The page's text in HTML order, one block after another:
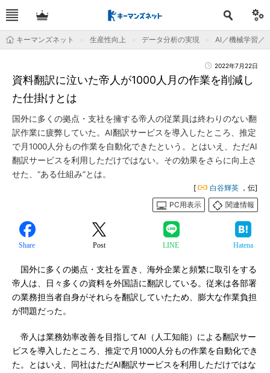
キーマンズネット 生産性向上 データ分析の実現 AI／機械学習／
2022年7月22日
資料翻訳に泣いた帝人が1000人月の作業を削減し
た仕掛けとは
国外に多くの拠点・支社を擁する帝人の従業員は終わりのない翻
訳作業に疲弊していた。AI翻訳サービスを導入したところ、推定
で月1000人分もの作業を自動化できたという。とはいえ、ただAI
翻訳サービスを利用しただけではない。その効果をさらに向上さ
せた、“ある仕組み”とは。
[ 白谷輝英 ，伝]
PC用表示
関連情報
Share Post LINE Hatena
国外に多くの拠点・支社を置き、海外企業と頻繁に取引をする
帝人は、日々多くの資料を外国語に翻訳している。従来は各部署
の業務担当者自身がそれらを翻訳していたため、膨大な作業負担
が問題だった。
帝人は業務効率改善を目指してAI（人工知能）による翻訳サー
ビスを導入したところ、推定で月1000人分もの作業を自動化でき
た。とはいえ、同社はただAI翻訳サービスを利用しただけではな